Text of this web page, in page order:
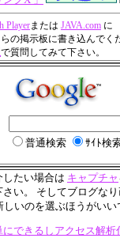
Playerまたは JAVA.com に
の掲示板に書き込んで
で質問してみて下さい。
普通検索 ｻｲﾄ検
たい場合は キャプチャ
い。 そしてブログな
しいのを選ぶほうがい
できるしアクセス解